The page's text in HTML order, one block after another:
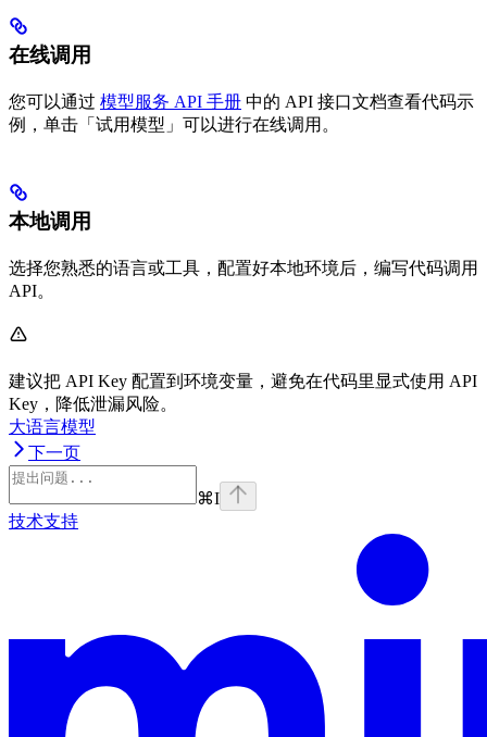
在线调用
您可以通过 模型服务 API 手册 中的 API 接口文档查看代码示
例，单击「试用模型」可以进行在线调用。
本地调用
选择您熟悉的语言或工具，配置好本地环境后，编写代码调用
API。
建议把 API Key 配置到环境变量，避免在代码里显式使用 API
Key，降低泄漏风险。
大语言模型
下一页
⌘I
技术支持